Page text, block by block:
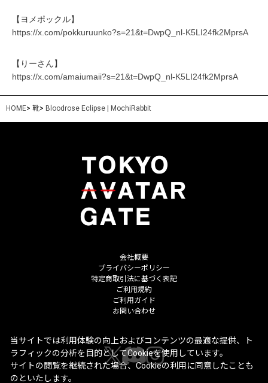
【ヨメポックル】
https://x.com/pokkuruunko?s=21&t=DwpQ_nl-K5LI24fk2MprsA
【りーさん】
https://x.com/amaiumaii?s=21&t=DwpQ_nl-K5LI24fk2MprsA
HOME> 靴> Bloodrose Eclipse | MochiRabbit
会社概要
プライバシーポリシー
特定商取引法に基づく表記
ご利用規約
ご利用ガイド
お問い合わせ
当サイトでは利用体験の向上およびコンテンツの最適な提供、ト
ラフィックの分析を目的としてCookieを使用しています。
サイトの閲覧を継続された場合、Cookieの利用に同意したことも
のといたします。